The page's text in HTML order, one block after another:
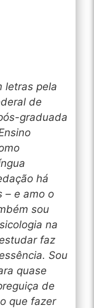
letras pela
de
graduada
há
– e amo o
sou
na
faz
Sou
quase
de
que fazer